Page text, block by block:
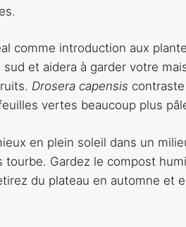
comme introduction aux
et aidera à garder votre
Drosera capensis
feuilles vertes beaucoup plus
en plein soleil dans un
tourbe. Gardez le compost
du plateau en automne